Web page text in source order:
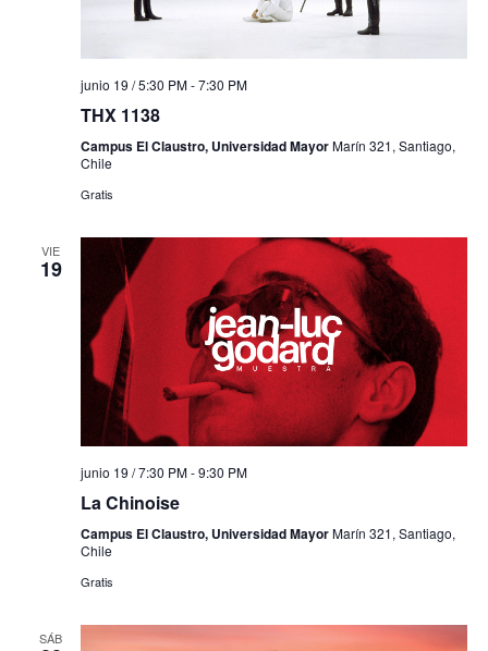
junio 19 / 5:30 PM-7:30 PM
THX 1138
Campus El Claustro, Universidad MayorMarín 321, Santiago,
Chile
Gratis
VIE
19
junio 19 / 7:30 PM-9:30 PM
La Chinoise
Campus El Claustro, Universidad MayorMarín 321, Santiago,
Chile
Gratis
SÁB